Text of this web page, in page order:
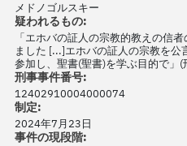
メドノゴルスキー
疑われるもの:
「エホバの証人の宗教的教えの信
ました [...]エホバの証人の宗教を
参加し、聖書(聖書)を学ぶ目的で」
刑事事件番号:
12402910004000074
制定:
2024年7月23日
事件の現段階: